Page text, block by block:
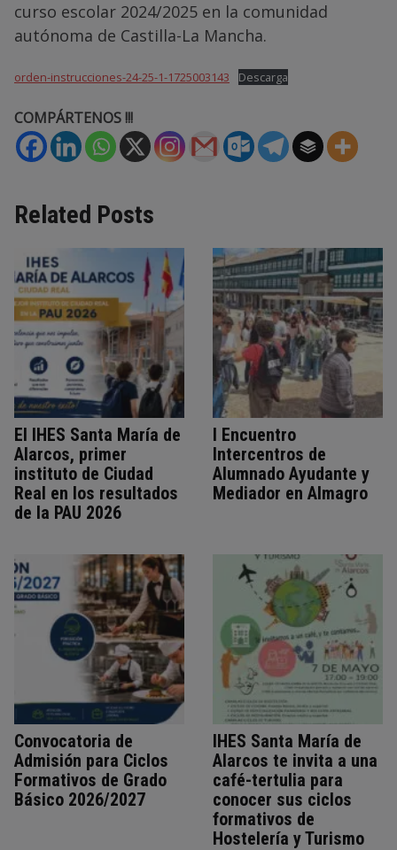
curso escolar 2024/2025 en la comunidad
autónoma de Castilla-La Mancha.
orden-instrucciones-24-25-1-1725003143 Descarga
COMPÁRTENOS !!!
Related Posts
El IHES Santa María de
Alarcos, primer
instituto de Ciudad
Real en los resultados
de la PAU 2026
I Encuentro
Intercentros de
Alumnado Ayudante y
Mediador en Almagro
Convocatoria de
Admisión para Ciclos
Formativos de Grado
Básico 2026/2027
IHES Santa María de
Alarcos te invita a una
café-tertulia para
conocer sus ciclos
formativos de
Hostelería y Turismo